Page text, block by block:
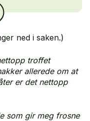
ned i saken.)
troffet
allerede om at
er det nettopp
som gir meg frosne